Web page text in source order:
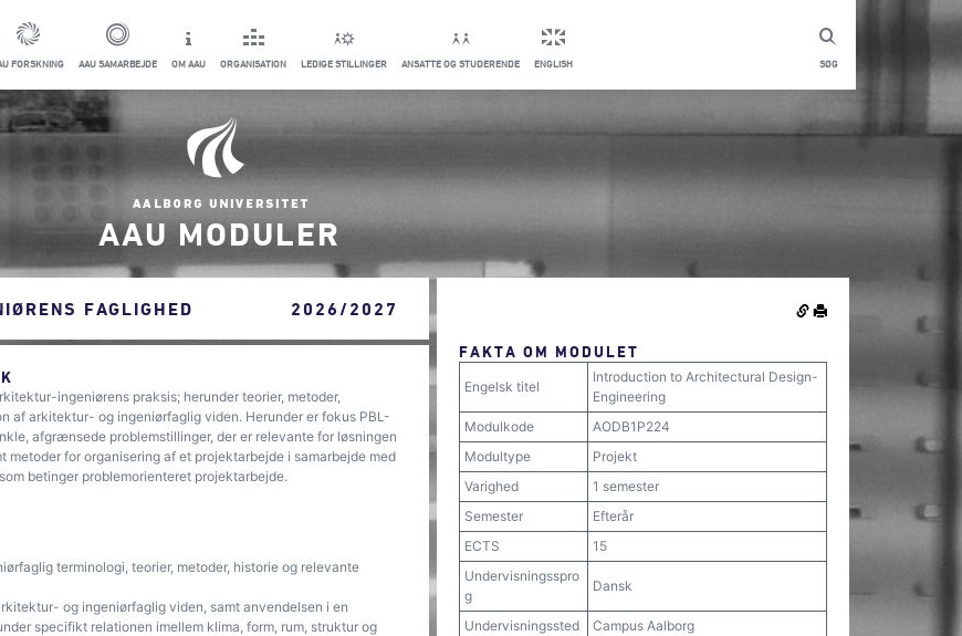
SØG
FORSKNING AAU SAMARBEJDE OM AAU ORGANISATION LEDIGE STILLINGER ANSATTE OG STUDERENDE ENGLISH
AAU MODULER
FAGLIGHED 2026/2027
ingeniørens praksis; herunder teorier, metoder,
af arkitektur- og ingeniørfaglig viden. Herunder er fokus PBL-
afgrænsede problemstillinger, der er relevante for løsningen
for organisering af et projektarbejde i samarbejde med
betinger problemorienteret projektarbejde.
terminologi, teorier, metoder, historie og relevante
og ingeniørfaglig viden, samt anvendelsen i en
specifikt relationen imellem klima, form, rum, struktur og
FAKTA OM MODULET
Engelsk titel
Introduction to Architectural Design-
Engineering
Modulkode
AODB1P224
Modultype
Projekt
Varighed
1 semester
Semester
Efterår
ECTS
15
Undervisningsspro
g
Dansk
Undervisningssted
Campus Aalborg